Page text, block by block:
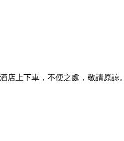
店上下車，不便之處，敬請原諒。